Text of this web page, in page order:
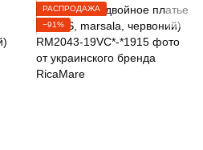
РАСПРОДАЖА
−91%